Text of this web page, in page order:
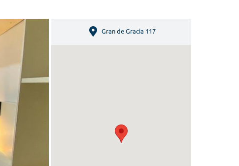
Gran de Gracia 117